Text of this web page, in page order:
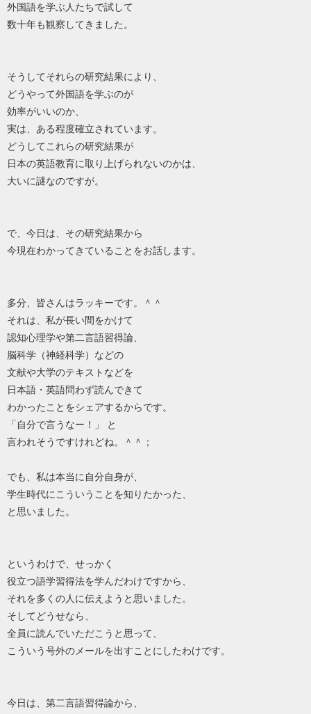
外国語を学ぶ人たちで試して
数十年も観察してきました。
そうしてそれらの研究結果により、
どうやって外国語を学ぶのが
効率がいいのか、
実は、ある程度確立されています。
どうしてこれらの研究結果が
日本の英語教育に取り上げられないのかは、
大いに謎なのですが。
で、今日は、その研究結果から
今現在わかってきていることをお話します。
多分、皆さんはラッキーです。＾＾
それは、私が長い間をかけて
認知心理学や第二言語習得論、
脳科学（神経科学）などの
文献や大学のテキストなどを
日本語・英語問わず読んできて
わかったことをシェアするからです。
「自分で言うなー！」 と
言われそうですけれどね。＾＾；
でも、私は本当に自分自身が、
学生時代にこういうことを知りたかった、
と思いました。
というわけで、せっかく
役立つ語学習得法を学んだわけですから、
それを多くの人に伝えようと思いました。
そしてどうせなら、
全員に読んでいただこうと思って、
こういう号外のメールを出すことにしたわけです。
今日は、第二言語習得論から、